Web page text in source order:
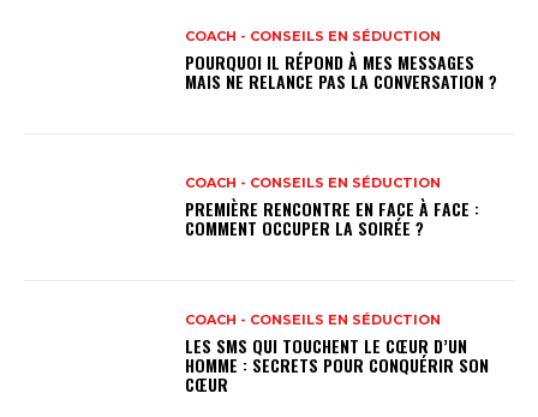
COACH - CONSEILS EN SÉDUCTION
POURQUOI IL RÉPOND À MES MESSAGES
MAIS NE RELANCE PAS LA CONVERSATION ?
COACH - CONSEILS EN SÉDUCTION
PREMIÈRE RENCONTRE EN FACE À FACE :
COMMENT OCCUPER LA SOIRÉE ?
COACH - CONSEILS EN SÉDUCTION
LES SMS QUI TOUCHENT LE CŒUR D’UN
HOMME : SECRETS POUR CONQUÉRIR SON
CŒUR